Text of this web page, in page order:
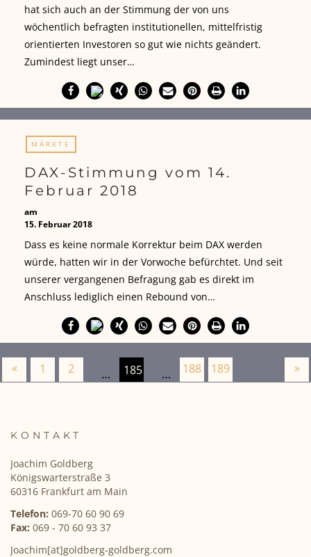
« 1 2 … 185 … 188 189 »
hat sich auch an der Stimmung der von uns
wöchentlich befragten institutionellen, mittelfristig
orientierten Investoren so gut wie nichts geändert.
Zumindest liegt unser…
MÄRKTE
DAX-Stimmung vom 14.
Februar 2018
am
15. Februar 2018
Dass es keine normale Korrektur beim DAX werden
würde, hatten wir in der Vorwoche befürchtet. Und seit
unserer vergangenen Befragung gab es direkt im
Anschluss lediglich einen Rebound von…
KONTAKT
Joachim Goldberg
Königswarterstraße 3
60316 Frankfurt am Main
Telefon: 069-70 60 90 69
Fax: 069 - 70 60 93 37
Joachim[at]goldberg-goldberg.com